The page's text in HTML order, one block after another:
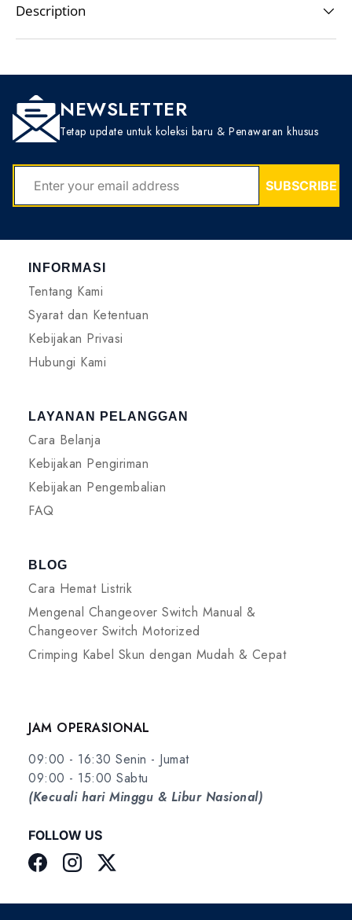
Description
NEWSLETTER
Tetap update untuk koleksi baru & Penawaran khusus
SUBSCRIBE
INFORMASI
Tentang Kami
Syarat dan Ketentuan
Kebijakan Privasi
Hubungi Kami
LAYANAN PELANGGAN
Cara Belanja
Kebijakan Pengiriman
Kebijakan Pengembalian
FAQ
BLOG
Cara Hemat Listrik
Mengenal Changeover Switch Manual &
Changeover Switch Motorized
Crimping Kabel Skun dengan Mudah & Cepat
JAM OPERASIONAL
09:00 - 16:30 Senin - Jumat
09:00 - 15:00 Sabtu
(Kecuali hari Minggu & Libur Nasional)
FOLLOW US
FacebookInstagramTwitter